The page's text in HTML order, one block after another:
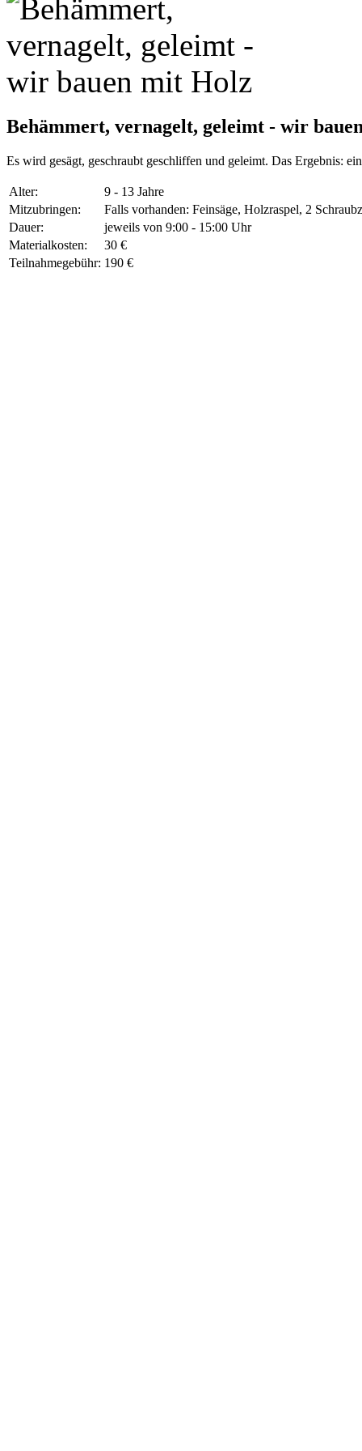
Behämmert, vernagelt, geleimt - wir
Es wird gesägt, geschraubt geschliffen und geleimt. Das Ergebnis:
Alter:
9 - 13 Jahre
Mitzubringen:
Falls vorhanden: Feinsäge, Holzraspel, 2
Dauer:
jeweils von 9:00 - 15:00 Uhr
Materialkosten:
30 €
Teilnahmegebühr: 190 €